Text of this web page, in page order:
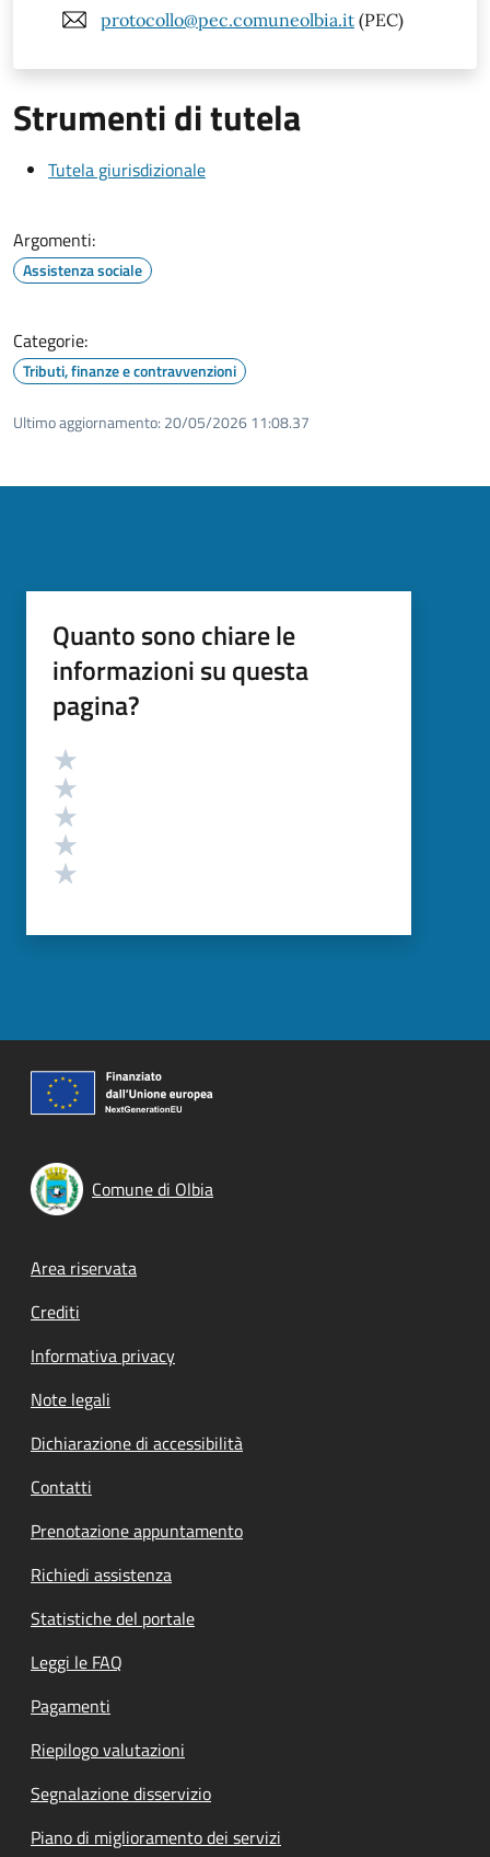
protocollo@pec.comuneolbia.it (PEC)
Strumenti di tutela
Tutela giurisdizionale
Argomenti:
Assistenza sociale
Categorie:
Tributi, finanze e contravvenzioni
Ultimo aggiornamento: 20/05/2026 11:08.37
Quanto sono chiare le
informazioni su questa
pagina?
Valutazione
Comune di Olbia
Footer menu
Area riservata
Crediti
Informativa privacy
Note legali
Dichiarazione di accessibilità
Contatti
Prenotazione appuntamento
Richiedi assistenza
Statistiche del portale
Leggi le FAQ
Pagamenti
Riepilogo valutazioni
Segnalazione disservizio
Piano di miglioramento dei servizi